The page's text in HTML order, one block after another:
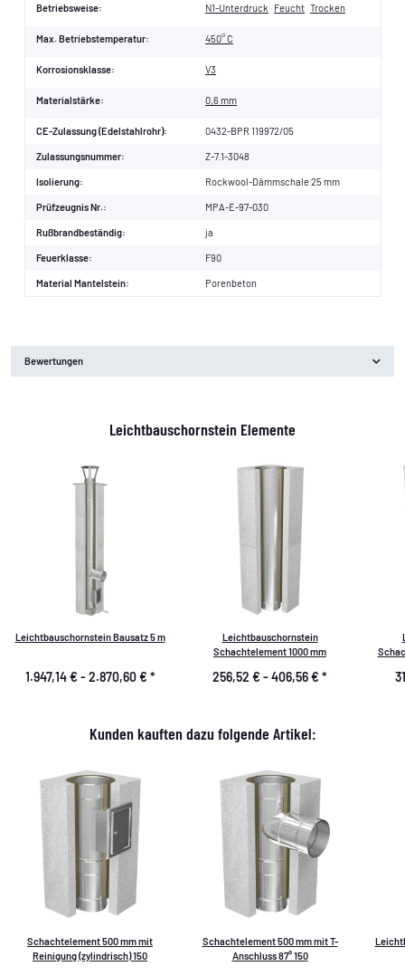
Betriebsweise: N1-Unterdruck Feucht Trocken
Max. Betriebstemperatur: 450° C
Korrosionsklasse: V3
Materialstärke: 0,6 mm
CE-Zulassung (Edelstahlrohr): 0432-BPR 119972/05
Zulassungsnummer: Z-7.1-3048
Isolierung: Rockwool-Dämmschale 25 mm
Prüfzeugnis Nr.: MPA-E-97-030
Rußbrandbeständig: ja
Feuerklasse: F90
Material Mantelstein: Porenbeton
Bewertungen
Leichtbauschornstein Elemente
Leichtbauschornstein Bausatz 5 m
1.947,14 € -2.870,60 € *
Leichtbauschornstein
Schachtelement 1000 mm
256,52 € -406,56 € *
Kunden kauften dazu folgende Artikel:
Schachtelement 500 mm mit
Reinigung (zylindrisch) 150
Schachtelement 500 mm mit T-
Anschluss 87° 150